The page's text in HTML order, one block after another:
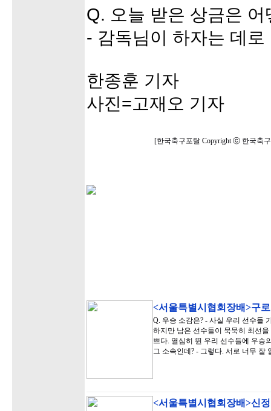
Q. 오늘 받은 상금은
- 감독님이 하자는 데로
한종훈 기자
사진=고재오 기자
[한국축구포탈 Copyright ⓒ 한국축
<서울특별시협회장배>구
Q. 우승 소감은? - 사실 우리 선수들
하지만 남은 선수들이 묵묵히 최선
쁘다. 열심히 뛴 우리 선수들에 우승
그 소속인데? - 그렇다. 서로 너무 잘
<서울특별시협회장배>신